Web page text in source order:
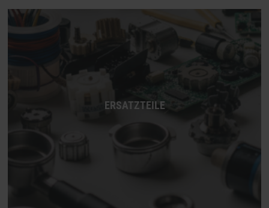
ERSATZTEILE